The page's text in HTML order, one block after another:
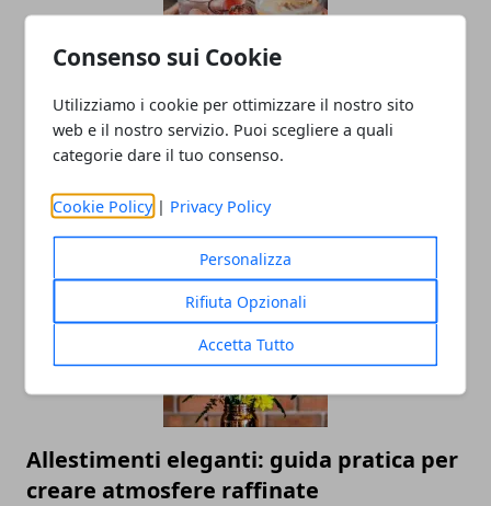
Consenso sui Cookie
Utilizziamo i cookie per ottimizzare il nostro sito
web e il nostro servizio. Puoi scegliere a quali
categorie dare il tuo consenso.
Cookie Policy | Privacy Policy
Personalizza
Rifiuta Opzionali
Accetta Tutto
Capodanno in discoteca: ballare e
festeggiare per un inizio di anno
esplosivo!
29/10/2024
Allestimenti eleganti: guida pratica per
creare atmosfere raffinate